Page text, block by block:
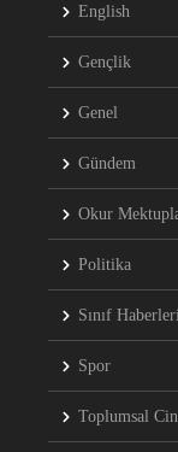
English
Gençlik
Genel
Gündem
Okur
Politika
Sınıf
Spor
Toplumsal